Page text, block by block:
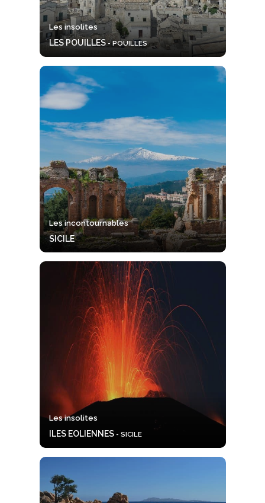
Les insolites
LES POUILLES- POUILLES
Les incontournables
SICILE
Les insolites
ILES EOLIENNES - SICILE